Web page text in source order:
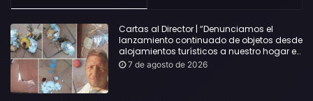
Cartas al Director | “Denunciamos el
lanzamiento continuado de objetos desde
alojamientos turísticos a nuestro hogar en
Lloret: Podría haber causado una
7 de agosto de 2026